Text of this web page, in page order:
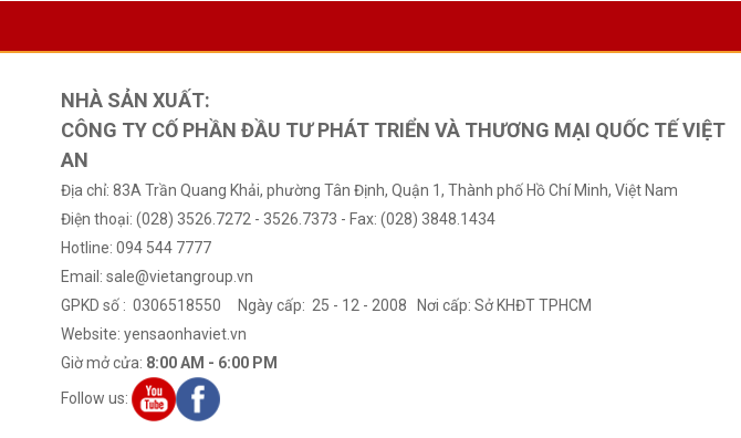
40 Lọ yến sào Nhà Việt tự nhiên
20% không hộp
0 VNĐ 0 VNĐ
40 Lọ yến sào
NHÀ SẢN XUẤT:
CÔNG TY CỐ PHẦN ĐẦU TƯ PHÁT TRIỂN VÀ THƯƠNG MẠI QUỐC TẾ VIỆT
AN
Địa chỉ: 83A Trần Quang Khải, phường Tân Định, Quận 1, Thành phố Hồ Chí Minh, Việt Nam
Điện thoại: (028) 3526.7272 - 3526.7373 - Fax: (028) 3848.1434
Hotline: 094 544 7777
Email: sale@vietangroup.vn
GPKD số : 0306518550 Ngày cấp: 25 - 12 - 2008 Nơi cấp: Sở KHĐT TPHCM
Website:yensaonhaviet.vn
Giờ mở cửa: 8:00 AM - 6:00 PM
Follow us: